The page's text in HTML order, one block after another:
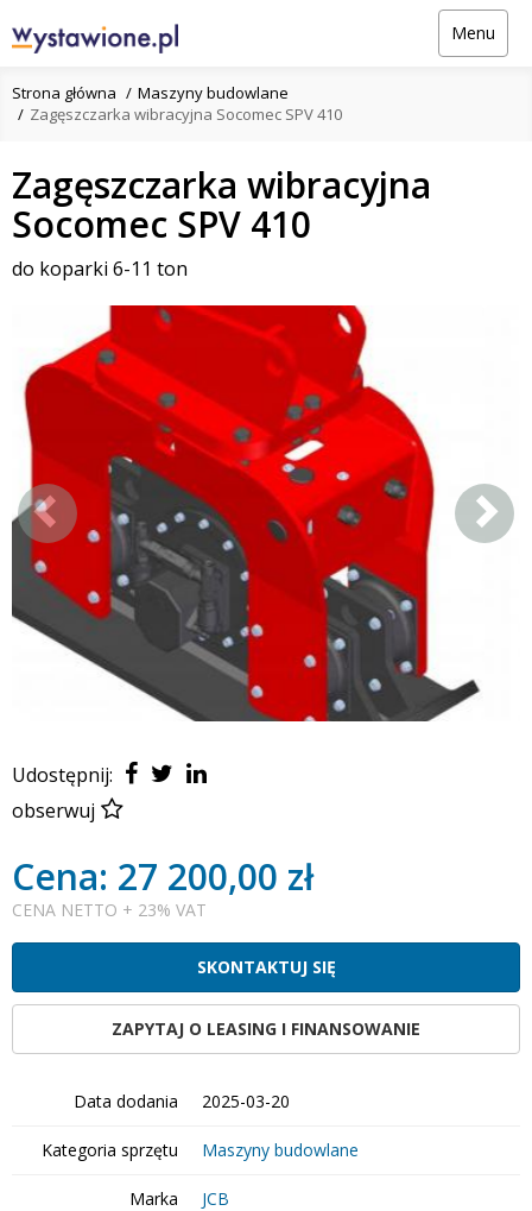
Menu
Strona główna
Maszyny budowlane
Zagęszczarka wibracyjna Socomec SPV 410
Zagęszczarka wibracyjna
Socomec SPV 410
do koparki 6-11 ton
Udostępnij:
obserwuj
Cena: 27 200,00 zł
CENA NETTO + 23% VAT
SKONTAKTUJ SIĘ
ZAPYTAJ O LEASING I FINANSOWANIE
Data dodania 2025-03-20
Kategoria sprzętu Maszyny budowlane
Marka JCB